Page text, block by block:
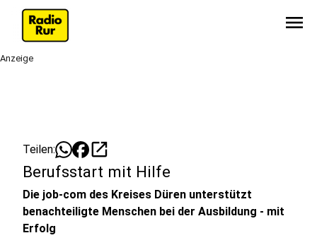
menu
Anzeige
Teilen: open_in_new
Berufsstart mit Hilfe
Die job-com des Kreises Düren unterstützt
benachteiligte Menschen bei der Ausbildung - mit
Erfolg